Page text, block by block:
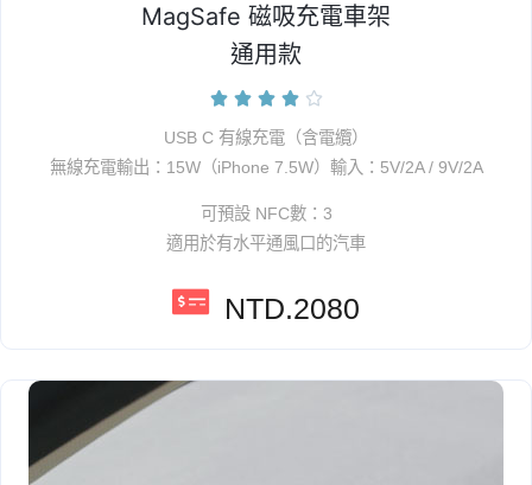
MagSafe 磁吸充電車架
通用款
    
USB C 有線充電（含電纜）
無線充電輸出：15W（iPhone 7.5W） 輸入：5V/2A / 9V/2A
可預設 NFC數：3
適用於有水平通風口的汽車
NTD.2080